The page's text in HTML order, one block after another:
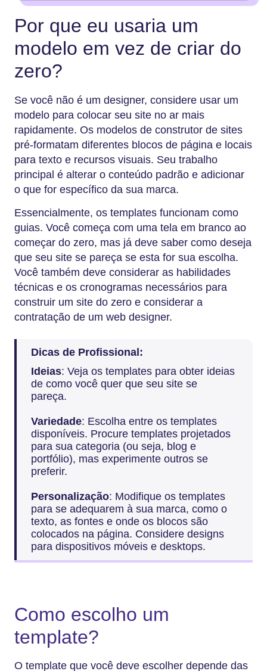
Por que eu usaria um
modelo em vez de criar do
zero?
Se você não é um designer, considere usar um
modelo para colocar seu site no ar mais
rapidamente. Os modelos de construtor de sites
pré-formatam diferentes blocos de página e locais
para texto e recursos visuais. Seu trabalho
principal é alterar o conteúdo padrão e adicionar
o que for específico da sua marca.
Essencialmente, os templates funcionam como
guias. Você começa com uma tela em branco ao
começar do zero, mas já deve saber como deseja
que seu site se pareça se esta for sua escolha.
Você também deve considerar as habilidades
técnicas e os cronogramas necessários para
construir um site do zero e considerar a
contratação de um web designer.
Dicas de Profissional:
Ideias: Veja os templates para obter ideias
de como você quer que seu site se
pareça.
Variedade: Escolha entre os templates
disponíveis. Procure templates projetados
para sua categoria (ou seja, blog e
portfólio), mas experimente outros se
preferir.
Personalização: Modifique os templates
para se adequarem à sua marca, como o
texto, as fontes e onde os blocos são
colocados na página. Considere designs
para dispositivos móveis e desktops.
Como escolho um
template?
O template que você deve escolher depende das